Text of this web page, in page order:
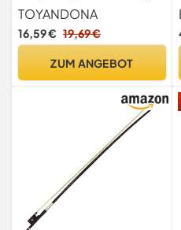
Und Schüler Geigenbogen
Aus Holz Ausgewogener
Bogen Für Geige Leicht Zu
Musikinstrumente Zubehör
TOYANDONA
16,59 € 19,69 €
ZUM ANGEBOT